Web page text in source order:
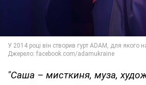
"Саша – мисткиня, муза,